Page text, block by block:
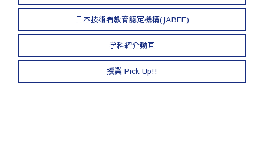
日本技術者教育認定機構(JABEE)
学科紹介動画
授業 Pick Up!!